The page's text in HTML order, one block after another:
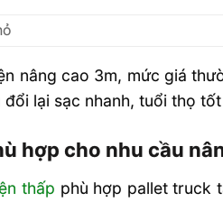
nâng cao 3m, mức giá
lại sạc nhanh, tuổi thọ
hợp cho nhu cầu
thấp phù hợp pallet truck